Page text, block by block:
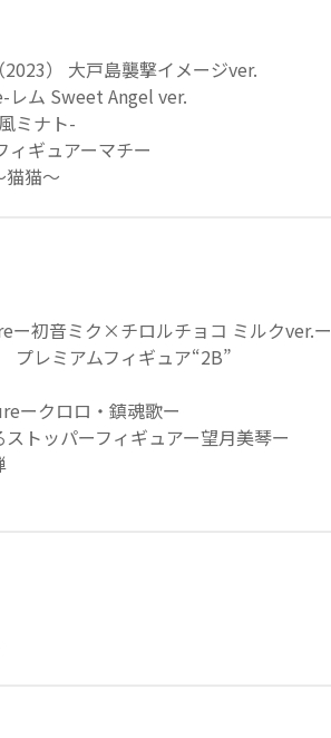
） 大戸島襲撃イメージver.
レム Sweet Angel ver.
ミナト-
ギュアーマチー
猫猫～
初音ミク×チロルチョコ ミルクver.ー
レミアムフィギュア“2B”
ークロロ・鎮魂歌ー
トッパーフィギュアー望月美琴ー